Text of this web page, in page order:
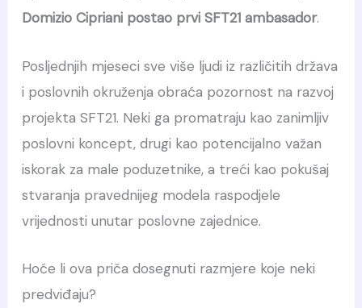
Domizio Cipriani postao prvi SFT21 ambasador.
Posljednjih mjeseci sve više ljudi iz različitih država
i poslovnih okruženja obraća pozornost na razvoj
projekta SFT21. Neki ga promatraju kao zanimljiv
poslovni koncept, drugi kao potencijalno važan
iskorak za male poduzetnike, a treći kao pokušaj
stvaranja pravednijeg modela raspodjele
vrijednosti unutar poslovne zajednice.
Hoće li ova priča dosegnuti razmjere koje neki
predviđaju?